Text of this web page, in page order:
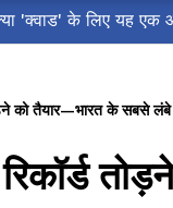
आलिया भट्ट का
को तैयार—भारत के सबसे